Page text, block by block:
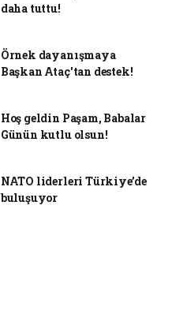
daha tuttu!
Örnek dayanışmaya
Başkan Ataç'tan destek!
Hoş geldin Paşam, Babalar
Günün kutlu olsun!
NATO liderleri Türkiye’de
buluşuyor